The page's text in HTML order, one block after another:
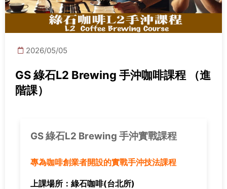
2026/05/05
GS 綠石L2 Brewing 手沖咖啡課程 （進
階課）
GS 綠石L2 Brewing 手沖實戰課程
專為咖啡創業者開設的實戰手沖技法課程
上課場所：綠石咖啡(台北所)